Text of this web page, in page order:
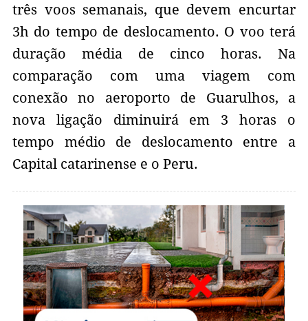
três voos semanais, que devem encurtar
3h do tempo de deslocamento. O voo terá
duração média de cinco horas. Na
comparação com uma viagem com
conexão no aeroporto de Guarulhos, a
nova ligação diminuirá em 3 horas o
tempo médio de deslocamento entre a
Capital catarinense e o Peru.